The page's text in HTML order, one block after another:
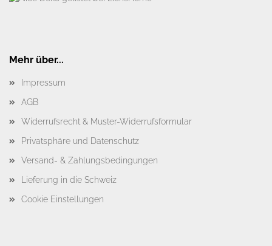
Mehr über...
Impressum
AGB
Widerrufsrecht & Muster-Widerrufsformular
Privatsphäre und Datenschutz
Versand- & Zahlungsbedingungen
Lieferung in die Schweiz
Cookie Einstellungen